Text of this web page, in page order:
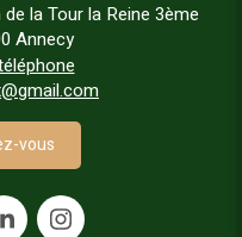
la Tour la Reine 3ème
Annecy
vous